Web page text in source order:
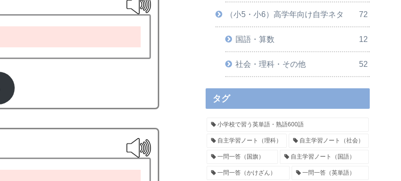
（小5・小6）高学年向け自学ネタ 72
国語・算数 12
社会・理科・その他 52
タグ
小学校で習う英単語・熟語600語
自主学習ノート（理科） 自主学習ノート（社会）
一問一答（国旗） 自主学習ノート（国語）
一問一答（かけざん） 一問一答（英単語）